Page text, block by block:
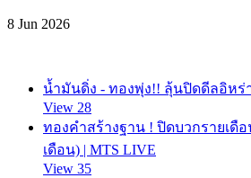
8 Jun 2026
น้ำมันดิ่ง - ทองพุ่ง!! ลุ้นปิดดีลอิหร่
View 28
ทองคำสร้างฐาน ! ปิดบวกรายเดื
เดือน) | MTS LIVE
View 35